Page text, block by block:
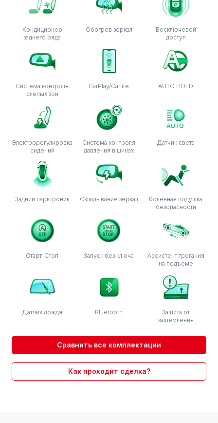
Кондиционер
заднего ряда
Обогрев зеркал
Бесключевой
доступ
Система контроля
слепых зон
CarPlay/Carlife AUTO HOLD
Электрорегулировка
сидений
Система контроля
давления в шинах
Датчик света
Задний парктроник Складывание зеркал
Коленная подушка
безопасности
Старт-Стоп Запуск без ключа
Ассистент трогания
на подъеме
Датчик дождя Bluetooth
Защита от
защемления
Сравнить все комплектации
Как проходит сделка?